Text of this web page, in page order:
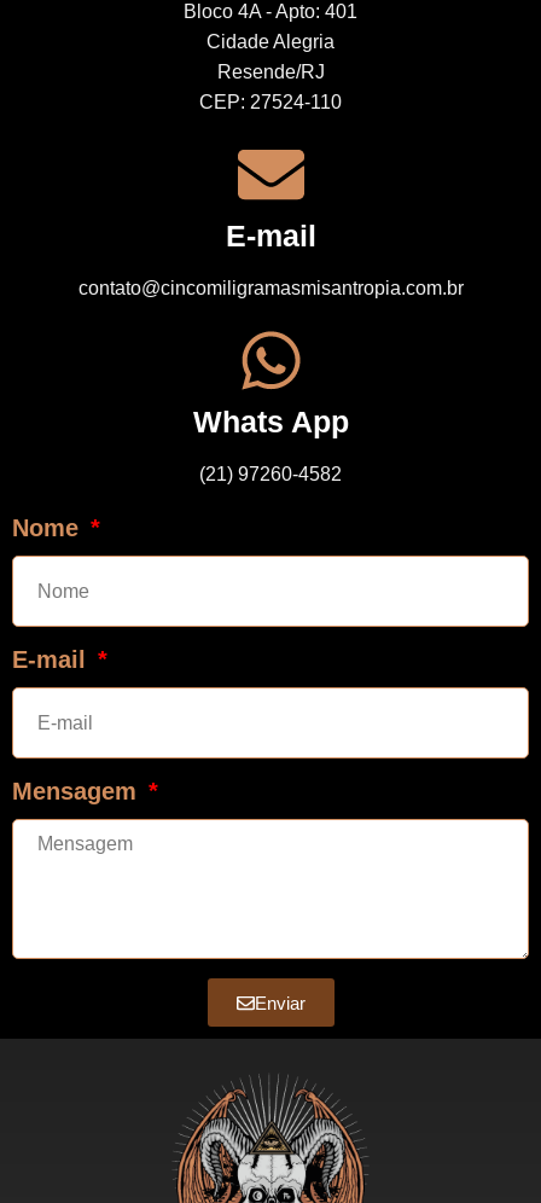
Bloco 4A - Apto: 401
Cidade Alegria
Resende/RJ
CEP: 27524-110
E-mail
contato@cincomiligramasmisantropia.com.br
Whats App
(21) 97260-4582
Nome
E-mail
Mensagem
Enviar